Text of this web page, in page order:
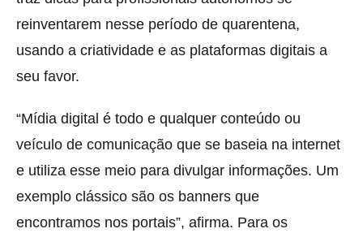
reinventarem nesse período de quarentena,
usando a criatividade e as plataformas digitais a
seu favor.
“Mídia digital é todo e qualquer conteúdo ou
veículo de comunicação que se baseia na internet
e utiliza esse meio para divulgar informações. Um
exemplo clássico são os banners que
encontramos nos portais”, afirma. Para os